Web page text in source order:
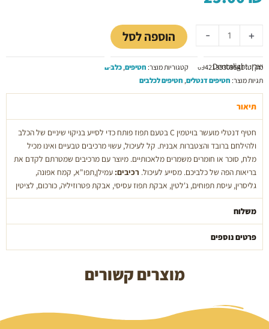
-
של
דנטלייט
דנטלים
לכלב
מועשר
סי
150
ג'
+ הוספה לסל
יצרן: Dentalight
מק"ט:6942133309541 קטגוריות מוצר: חטיפים,כלבים
תגיות מוצר: חטיפים דנטלים, חטיפים לכלבים
תיאור
חטיף דנטלי מועשר בויטמין C בטעם תפוז פותח כדי לסייע בניקוי שיניים של הכלב
ולהילחם ברובד והצטברות אבנית. קל לעיכול, עשוי מרכיבים טבעיים ואינו מכיל
מלח, סוכר או חומרים משמרים מלאכותיים. מיוצר עם מרכיבים שמטרתם לקדם את
בריאות הפה של כלביכם. מסייע לעיכול. רכיבים: עמילן,תפו"א, קמח אפונה,
גליסרין, עיסת תפוחים, ג'לטין, אבקת תפוז עסיסי, אבקת פטרוזיליה, כורכום, לציטין
משלוח
פרטים נוספים
מוצרים קשורים